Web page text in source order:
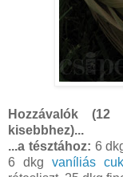
Hozzávalók
kisebbhez)...
...a tésztához: 6
6 dkg vaníliás